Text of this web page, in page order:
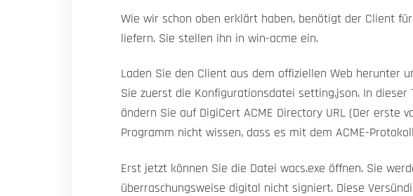
Wie wir schon oben erklärt haben, benötigt der Client
liefern. Sie stellen ihn in win-acme ein.
Laden Sie den Client aus dem offiziellen Web herunter
Sie zuerst die Konfigurationsdatei setting.json. In dieser
ändern Sie auf DigiCert ACME Directory URL (Der erste
Programm nicht wissen, dass es mit dem ACME-
Erst jetzt können Sie die Datei wacs.exe öffnen. Sie
überraschungsweise digital nicht signiert. Diese